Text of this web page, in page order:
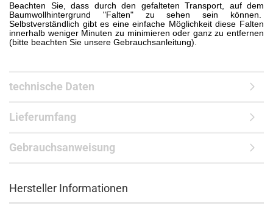
Beachten Sie, dass durch den gefalteten Transport, auf dem
Baumwollhintergrund "Falten" zu sehen sein können.
Selbstverständlich gibt es eine einfache Möglichkeit diese Falten
innerhalb weniger Minuten zu minimieren oder ganz zu entfernen
(bitte beachten Sie unsere Gebrauchsanleitung).
technische Daten
Lieferumfang
Gebrauchsanweisung
Hersteller Informationen